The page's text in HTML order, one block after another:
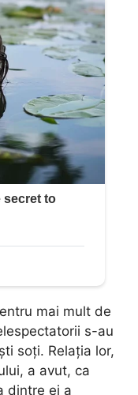
mai mult de
s-au
soți. Relația lor,
a avut, ca
dintre ei a